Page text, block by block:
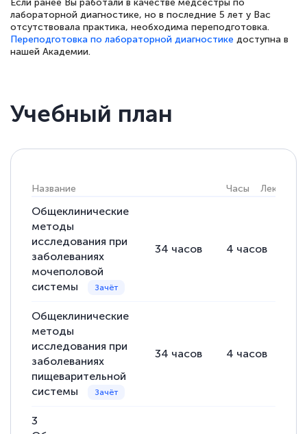
Обучение понравилось: огромное
количество тематической литературы,
пособий и учебников доступно на время
каком этапе…
лабораторной диагностике, но в последние 5 лет у Вас
отсутствовала практика, необходима переподготовка.
Переподготовка по лабораторной диагностике доступна в
нашей Академии.
Учебный план
Название Часы Лекции
Общеклинические
методы
исследования при
заболеваниях
мочеполовой
системы
34 часов 4 часов
Общеклинические
методы
исследования при
заболеваниях
пищеварительной
системы
34 часов 4 часов
3